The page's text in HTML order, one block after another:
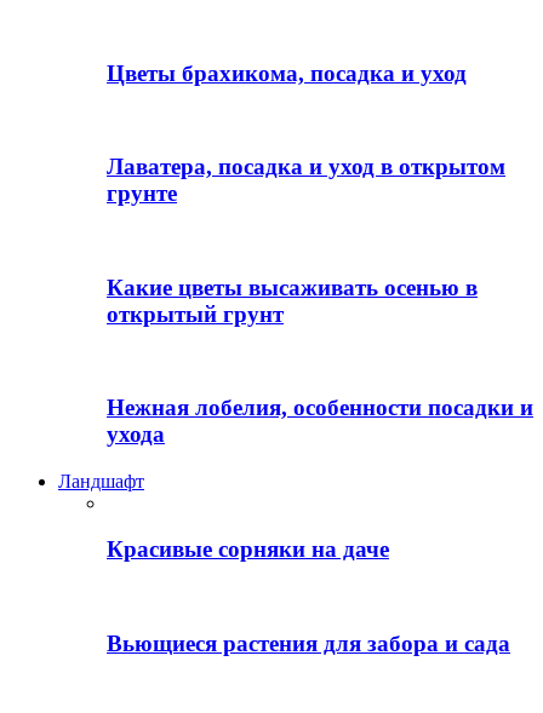
Цветы брахикома, посадка и уход
Лаватера, посадка и уход в открытом
грунте
Какие цветы высаживать осенью в
открытый грунт
Нежная лобелия, особенности посадки и
ухода
Ландшафт
Красивые сорняки на даче
Вьющиеся растения для забора и сада